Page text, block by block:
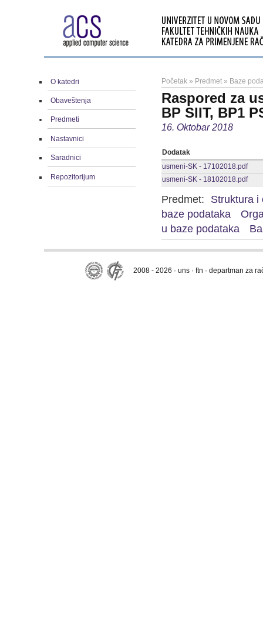
O katedri
Obaveštenja
Predmeti
Nastavnici
Saradnici
Repozitorijum
Početak » Predmet » Baze
Raspored za
BP SIIT, BP1
16. Oktobar 2018
Dodatak
usmeni-SK - 17102018.pdf
usmeni-SK - 18102018.pdf
Predmet:
Struktura i
baze podataka
u baze podataka
2008 - 2026 · uns · ftn · departman za